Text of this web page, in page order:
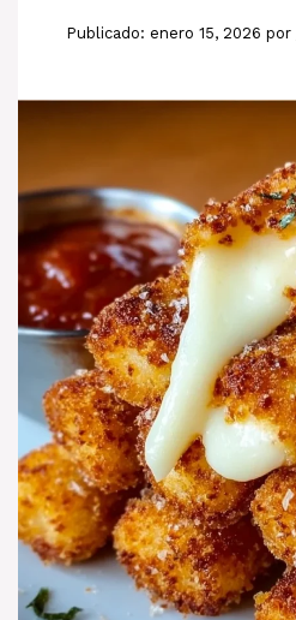
enero 15, 2026 por